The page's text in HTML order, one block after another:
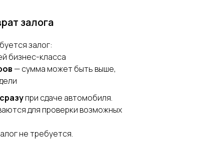
залога
залог:
бизнес-класса
— сумма может быть выше,
при сдаче автомобиля.
для проверки возможных
не требуется.